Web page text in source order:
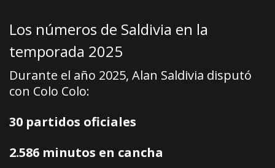
Los números de Saldivia en la
temporada 2025
Durante el año 2025, Alan Saldivia disputó
con Colo Colo:
30 partidos oficiales
2.586 minutos en cancha